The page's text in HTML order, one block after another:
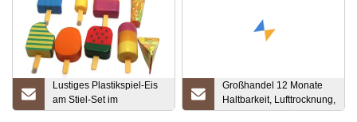
Lustiges Plastikspiel-Eis
am Stiel-Set im
Großhandel, Spielzeug
Großhandel 12 Monate
Haltbarkeit, Lufttrocknung,
konservierte Früchte,